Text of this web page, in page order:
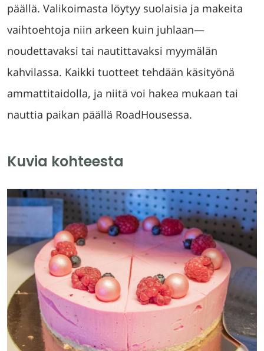
päällä. Valikoimasta löytyy suolaisia ja makeita
vaihtoehtoja niin arkeen kuin juhlaan—
noudettavaksi tai nautittavaksi myymälän
kahvilassa. Kaikki tuotteet tehdään käsityönä
ammattitaidolla, ja niitä voi hakea mukaan tai
nauttia paikan päällä RoadHousessa.
Kuvia kohteesta